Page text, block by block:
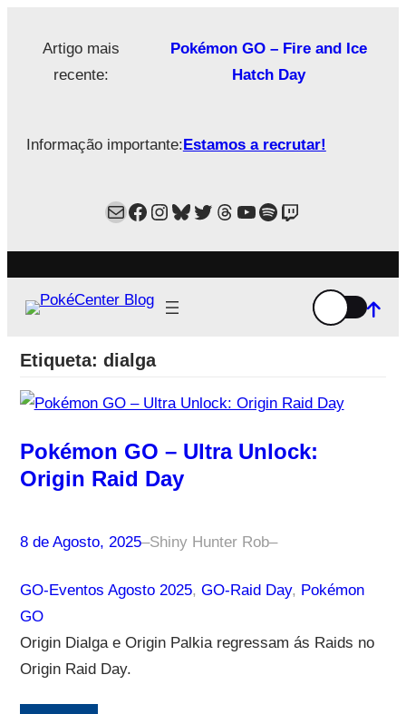
Artigo mais
recente:
Pokémon GO – Fire and Ice
Hatch Day
Informação importante:Estamos a recrutar!
MailFacebook
Instagram
Bluesky
Twitter
Estamos no Threads!
YouTube
Spotify
Twitch
Etiqueta: dialga
Pokémon GO – Ultra Unlock:
Origin Raid Day
8 de Agosto, 2025–Shiny Hunter Rob–
GO-Eventos Agosto 2025, GO-Raid Day, Pokémon
GO
Origin Dialga e Origin Palkia regressam ás Raids no
Origin Raid Day.